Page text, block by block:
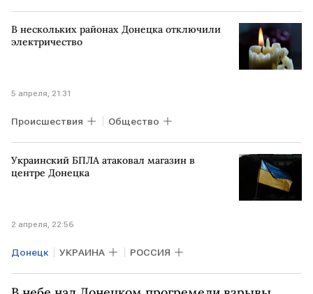
РОССИЯ Константиновка РФ
ВС РФ "Веди"
В нескольких районах Донецка отключили
электричество
5 апреля, 21:31
Происшествия Общество
Украинский БПЛА атаковал магазин в
центре Донецка
2 апреля, 22:56
Донецк УКРАИНА РОССИЯ